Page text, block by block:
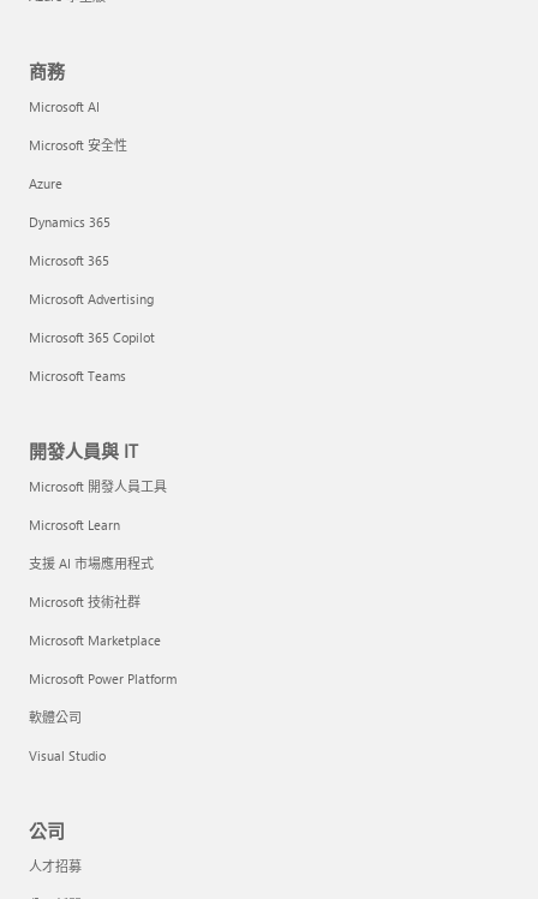
商務
Microsoft AI
Microsoft 安全性
Azure
Dynamics 365
Microsoft 365
Microsoft Advertising
Microsoft 365 Copilot
Microsoft Teams
開發人員與 IT
Microsoft 開發人員工具
Microsoft Learn
支援 AI 市場應用程式
Microsoft 技術社群
Microsoft Marketplace
Microsoft Power Platform
軟體公司
Visual Studio
公司
人才招募